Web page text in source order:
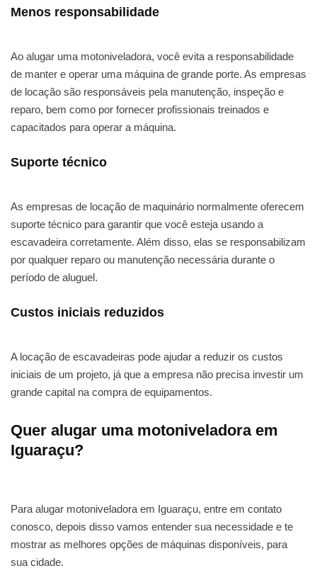
Menos responsabilidade
Ao alugar uma motoniveladora, você evita a responsabilidade
de manter e operar uma máquina de grande porte. As empresas
de locação são responsáveis pela manutenção, inspeção e
reparo, bem como por fornecer profissionais treinados e
capacitados para operar a máquina.
Suporte técnico
As empresas de locação de maquinário normalmente oferecem
suporte técnico para garantir que você esteja usando a
escavadeira corretamente. Além disso, elas se responsabilizam
por qualquer reparo ou manutenção necessária durante o
período de aluguel.
Custos iniciais reduzidos
A locação de escavadeiras pode ajudar a reduzir os custos
iniciais de um projeto, já que a empresa não precisa investir um
grande capital na compra de equipamentos.
Quer alugar uma motoniveladora em
Iguaraçu?
Para alugar motoniveladora em Iguaraçu, entre em contato
conosco, depois disso vamos entender sua necessidade e te
mostrar as melhores opções de máquinas disponíveis, para
sua cidade.